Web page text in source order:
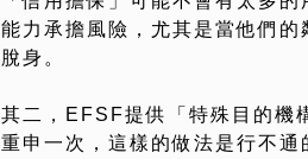
能力承擔風險，尤其是當他們
脫身。
其二，EFSF提供「特殊目的機
重申一次，這樣的做法是行不